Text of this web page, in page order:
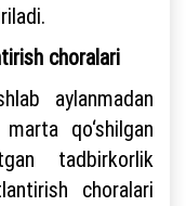
choralari
aylanmadan
qo‘shilgan
tadbirkorlik
choralari